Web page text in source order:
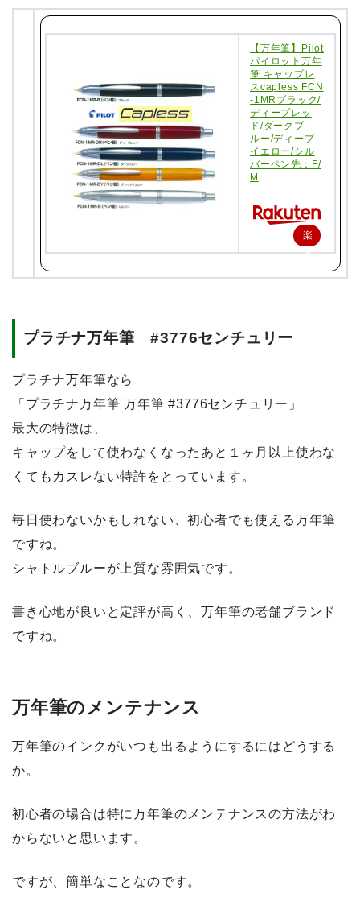
【万年筆】Pilot
パイロット万年
筆 キャップレ
スcapless FCN
-1MRブラック/
ディープレッ
ド/ダークブ
ルー/ディープ
イエロー/シル
バーペン先：F/
M
楽
天
で
プラチナ万年筆 #3776センチュリー
プラチナ万年筆なら
「プラチナ万年筆 万年筆 #3776センチュリー」
最大の特徴は、
キャップをして使わなくなったあと１ヶ月以上使わな
くてもカスレない特許をとっています。
毎日使わないかもしれない、初心者でも使える万年筆
ですね。
シャトルブルーが上質な雰囲気です。
書き心地が良いと定評が高く、万年筆の老舗ブランド
ですね。
万年筆のメンテナンス
万年筆のインクがいつも出るようにするにはどうする
か。
初心者の場合は特に万年筆のメンテナンスの方法がわ
からないと思います。
ですが、簡単なことなのです。